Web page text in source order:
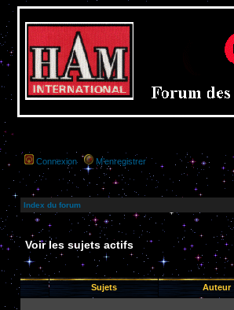
Connexion M’enregistrer
Index du forum
Voir les sujets actifs
Sujets Auteur